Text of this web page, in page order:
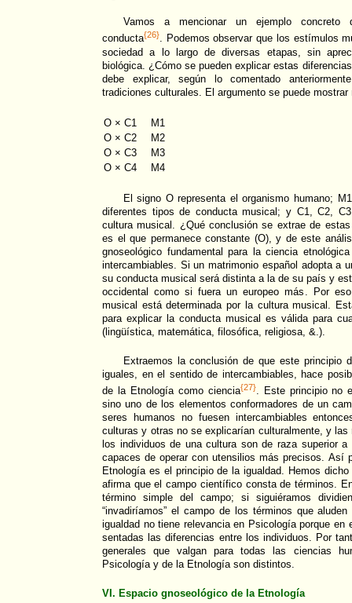
Vamos a mencionar un ejemplo
conducta{26}. Podemos observar que los estímulos
sociedad a lo largo de diversas etapas, sin
biológica. ¿Cómo se pueden explicar estas
debe explicar, según lo comentado
tradiciones culturales. El argumento se puede
O × C1
M1
O × C2
M2
O × C3
M3
O × C4
M4
El signo O representa el organismo humano;
diferentes tipos de conducta musical; y C1, C2,
cultura musical. ¿Qué conclusión se extrae de
es el que permanece constante (O), y de este
gnoseológico fundamental para la ciencia
intercambiables. Si un matrimonio español adopta a
su conducta musical será distinta a la de su país y
occidental como si fuera un europeo más. Por
musical está determinada por la cultura musical.
para explicar la conducta musical es válida para
(lingüística, matemática, filosófica, religiosa, &.).
Extraemos la conclusión de que este principio
iguales, en el sentido de intercambiables, hace
de la Etnología como ciencia{27}. Este principio no
sino uno de los elementos conformadores de un
seres humanos no fuesen intercambiables
culturas y otras no se explicarían culturalmente, y las
los individuos de una cultura son de raza superior
capaces de operar con utensilios más precisos. Así
Etnología es el principio de la igualdad. Hemos
afirma que el campo científico consta de términos.
término simple del campo; si siguiéramos
“invadiríamos” el campo de los términos que
igualdad no tiene relevancia en Psicología porque en
sentadas las diferencias entre los individuos. Por
generales que valgan para todas las ciencias
Psicología y de la Etnología son distintos.
VI. Espacio gnoseológico de la Etnología